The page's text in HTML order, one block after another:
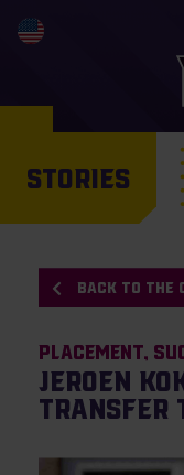
STORIES
BACK TO THE
Placement
Jeroen
transfer